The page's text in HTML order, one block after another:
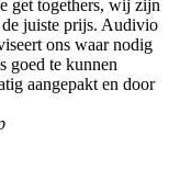
get togethers, wij zijn
juiste prijs. Audivio
ons waar nodig
goed te kunnen
aangepakt en door